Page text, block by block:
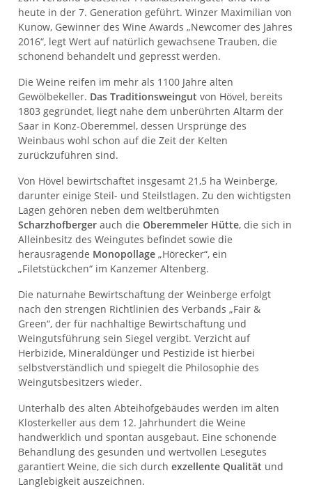
heute in der 7. Generation geführt. Winzer Maximilian von
Kunow, Gewinner des Wine Awards „Newcomer des Jahres
2016“, legt Wert auf natürlich gewachsene Trauben, die
schonend behandelt und gepresst werden.
Die Weine reifen im mehr als 1100 Jahre alten
Gewölbekeller. Das Traditionsweingut von Hövel, bereits
1803 gegründet, liegt nahe dem unberührten Altarm der
Saar in Konz-Oberemmel, dessen Ursprünge des
Weinbaus wohl schon auf die Zeit der Kelten
zurückzuführen sind.
Von Hövel bewirtschaftet insgesamt 21,5 ha Weinberge,
darunter einige Steil- und Steilstlagen. Zu den wichtigsten
Lagen gehören neben dem weltberühmten
Scharzhofberger auch dieOberemmeler Hütte, die sich in
Alleinbesitz des Weingutes befindet sowie die
herausragende Monopollage „Hörecker“, ein
„Filetstückchen“ im Kanzemer Altenberg.
Die naturnahe Bewirtschaftung der Weinberge erfolgt
nach den strengen Richtlinien des Verbands „Fair &
Green“, der für nachhaltige Bewirtschaftung und
Weingutsführung sein Siegel vergibt. Verzicht auf
Herbizide, Mineraldünger und Pestizide ist hierbei
selbstverständlich und spiegelt die Philosophie des
Weingutsbesitzers wieder.
Unterhalb des alten Abteihofgebäudes werden im alten
Klosterkeller aus dem 12. Jahrhundert die Weine
handwerklich und spontan ausgebaut. Eine schonende
Behandlung des gesunden und wertvollen Lesegutes
garantiert Weine, die sich durchexzellente Qualität und
Langlebigkeit auszeichnen.